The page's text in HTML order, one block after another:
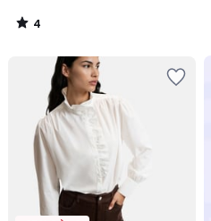
4
/